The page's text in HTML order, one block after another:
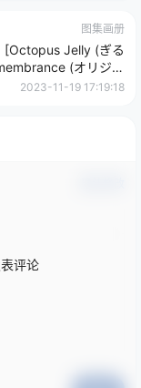
图集画册
[Octopus Jelly (ぎる
(オリジナ
ル)
2023-11-19 17:19:18
评论